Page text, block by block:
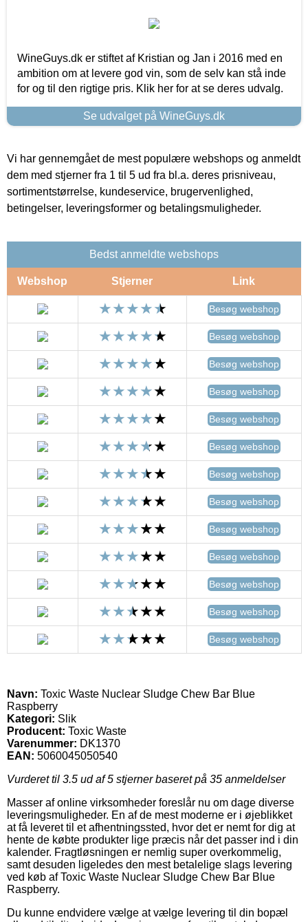
WineGuys.dk er stiftet af Kristian og Jan i 2016 med en
ambition om at levere god vin, som de selv kan stå inde
for og til den rigtige pris. Klik her for at se deres udvalg.
Se udvalget på WineGuys.dk
Vi har gennemgået de mest populære webshops og anmeldt
dem med stjerner fra 1 til 5 ud fra bl.a. deres prisniveau,
sortimentstørrelse, kundeservice, brugervenlighed,
betingelser, leveringsformer og betalingsmuligheder.
Bedst anmeldte webshops
Webshop Stjerner Link
Besøg webshop
Besøg webshop
Besøg webshop
Besøg webshop
Besøg webshop
Besøg webshop
Besøg webshop
Besøg webshop
Besøg webshop
Besøg webshop
Besøg webshop
Besøg webshop
Besøg webshop
Navn: Toxic Waste Nuclear Sludge Chew Bar Blue
Raspberry
Kategori: Slik
Producent: Toxic Waste
Varenummer: DK1370
EAN: 5060045050540
Vurderet til 3.5 ud af 5 stjerner baseret på 35 anmeldelser
Masser af online virksomheder foreslår nu om dage diverse
leveringsmuligheder. En af de mest moderne er i øjeblikket
at få leveret til et afhentningssted, hvor det er nemt for dig at
hente de købte produkter lige præcis når det passer ind i din
kalender. Fragtløsningen er nemlig super overkommelig,
samt desuden ligeledes den mest betalelige slags levering
ved køb af Toxic Waste Nuclear Sludge Chew Bar Blue
Raspberry.
Du kunne endvidere vælge at vælge levering til din bopæl